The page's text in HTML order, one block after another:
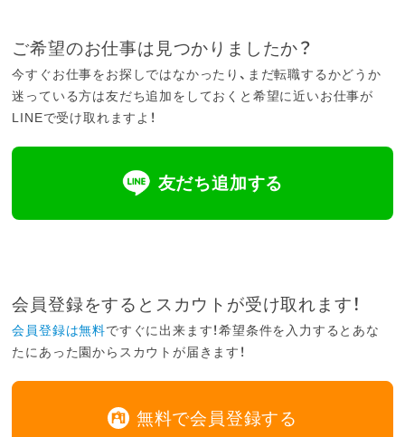
ご希望のお仕事は見つかりましたか？
今すぐお仕事をお探しではなかったり、まだ転職するかどうか
迷っている方は友だち追加をしておくと希望に近いお仕事が
LINEで受け取れますよ！
友だち追加する
会員登録をするとスカウトが受け取れます！
会員登録は無料ですぐに出来ます！希望条件を入力するとあな
たにあった園からスカウトが届きます！
無料で会員登録する